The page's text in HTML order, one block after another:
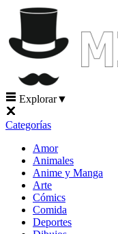
Explorar▼
Categorías
Amor
Animales
Anime y Manga
Arte
Cómics
Comida
Deportes